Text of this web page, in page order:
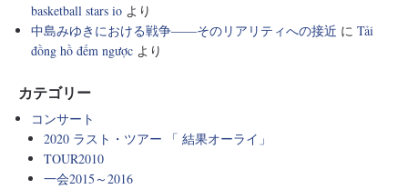
basketball stars io より
中島みゆきにおける戦争――そのリアリティへの接近 に Tải
đồng hồ đếm ngược より
カテゴリー
コンサート
2020 ラスト・ツアー 「 結果オーライ」
TOUR2010
一会2015～2016